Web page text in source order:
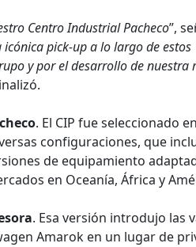
Centro Industrial Pacheco”,
pick-up a lo largo de
y por el desarrollo de nuestra
. El CIP fue seleccionado
configuraciones, que
de equipamiento
en Oceanía, África y
. Esa versión introdujo las
Amarok en un lugar de